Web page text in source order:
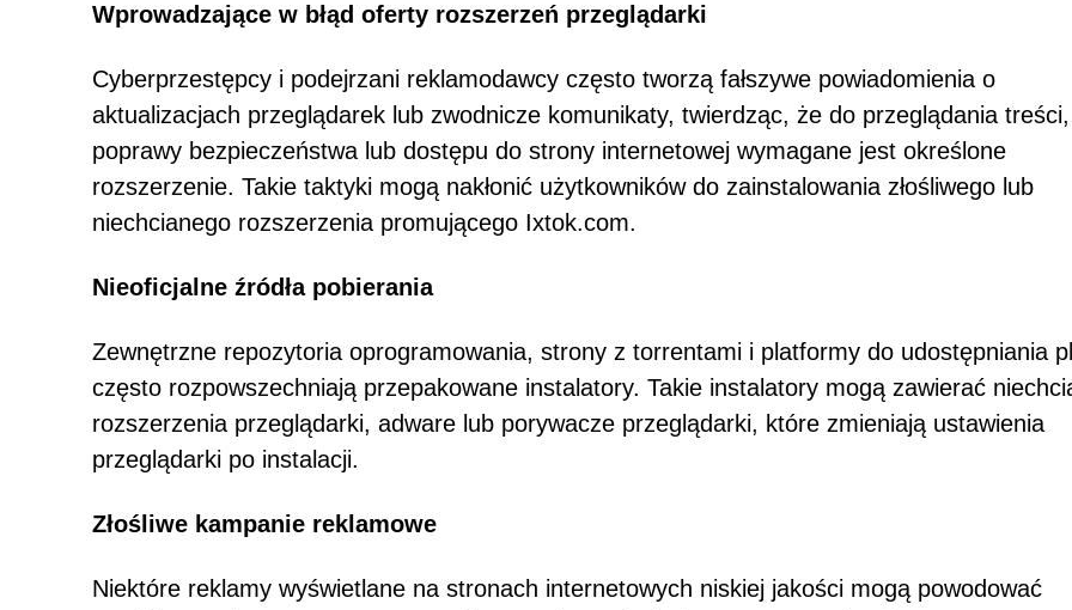
Wprowadzające w błąd oferty rozszerzeń przeglądarki
Cyberprzestępcy i podejrzani reklamodawcy często tworzą fałszywe powiadomienia o
aktualizacjach przeglądarek lub zwodnicze komunikaty, twierdząc, że do przeglądania treści,
poprawy bezpieczeństwa lub dostępu do strony internetowej wymagane jest określone
rozszerzenie. Takie taktyki mogą nakłonić użytkowników do zainstalowania złośliwego lub
niechcianego rozszerzenia promującego Ixtok.com.
Nieoficjalne źródła pobierania
Zewnętrzne repozytoria oprogramowania, strony z torrentami i platformy do udostępniania
często rozpowszechniają przepakowane instalatory. Takie instalatory mogą zawierać
rozszerzenia przeglądarki, adware lub porywacze przeglądarki, które zmieniają ustawienia
przeglądarki po instalacji.
Złośliwe kampanie reklamowe
Niektóre reklamy wyświetlane na stronach internetowych niskiej jakości mogą powodować